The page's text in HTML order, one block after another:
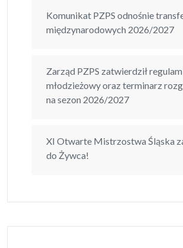
Komunikat PZPS odnośnie
międzynarodowych 2026/2027
Zarząd PZPS zatwierdził
młodzieżowy oraz terminarz
na sezon 2026/2027
XI Otwarte Mistrzostwa Śląska
do Żywca!